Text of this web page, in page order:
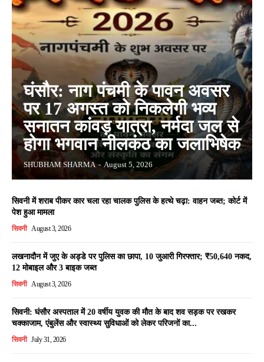
घंसौर: नाग पंचमी के पावन अवसर
पर 17 अगस्त को निकलेगी भव्य
सनातन कांवड़ यात्रा, नर्मदा जल से
होगा भगवान नीलकंठ का जलाभिषेक
SHUBHAM SHARMA - August 5, 2026
सिवनी में शराब पीकर कार चला रहा चालक पुलिस के हत्थे चढ़ा: वाहन जब्त; कोर्ट में
पेश हुआ मामला
सिवनी August 3, 2026
लखनादौन में जुए के अड्डे पर पुलिस का छापा, 10 जुआरी गिरफ्तार; ₹50,640 नकद,
12 मोबाइल और 3 बाइक जब्त
सिवनी August 3, 2026
सिवनी: घंसौर अस्पताल में 20 वर्षीय युवक की मौत के बाद शव सड़क पर रखकर
चक्काजाम, एंबुलेंस और स्वास्थ्य सुविधाओं को लेकर परिजनों का...
सिवनी July 31, 2026